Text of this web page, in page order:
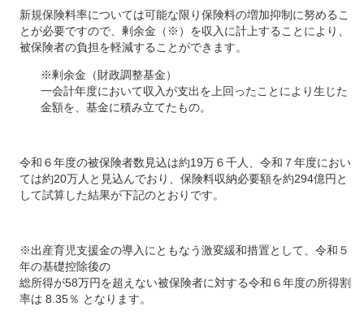
新規保険料率については可能な限り保険料の増加抑制に努めるこ
とが必要ですので、剰余金（※）を収入に計上することにより、
被保険者の負担を軽減することができます。
※剰余金（財政調整基金）
一会計年度において収入が支出を上回ったことにより生じた
金額を、基金に積み立てたもの。
令和６年度の被保険者数見込は約19万６千人、令和７年度におい
ては約20万人と見込んでおり、保険料収納必要額を約294億円と
して試算した結果が下記のとおりです。
※出産育児支援金の導入にともなう激変緩和措置として、令和５
年の基礎控除後の
総所得が58万円を超えない被保険者に対する令和６年度の所得割
率は 8.35％ となります。